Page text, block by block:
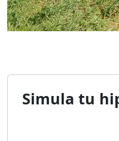
Simula tu